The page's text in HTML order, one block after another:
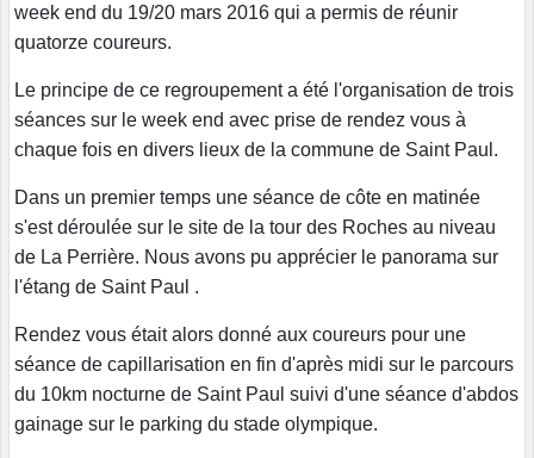
week end du 19/20 mars 2016 qui a permis de réunir
quatorze coureurs.
Le principe de ce regroupement a été l'organisation de trois
séances sur le week end avec prise de rendez vous à
chaque fois en divers lieux de la commune de Saint Paul.
Dans un premier temps une séance de côte en matinée
s'est déroulée sur le site de la tour des Roches au niveau
de La Perrière. Nous avons pu apprécier le panorama sur
l'étang de Saint Paul .
Rendez vous était alors donné aux coureurs pour une
séance de capillarisation en fin d'après midi sur le parcours
du 10km nocturne de Saint Paul suivi d'une séance d'abdos
gainage sur le parking du stade olympique.